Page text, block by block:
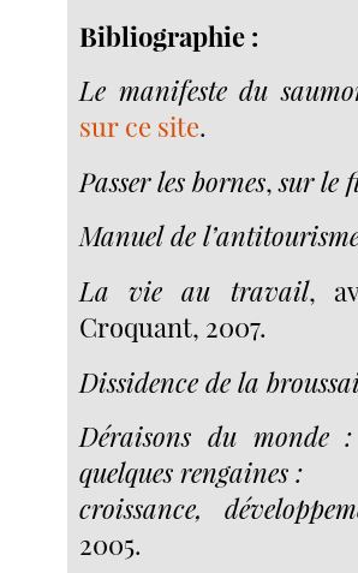
Bibliographie :
Le manifeste du
sur ce site.
Passer les bornes,sur le
Manuel de
La vie au travail,
Croquant, 2007.
Dissidence de la
Déraisons du monde
quelques rengaines :
croissance,
2005.